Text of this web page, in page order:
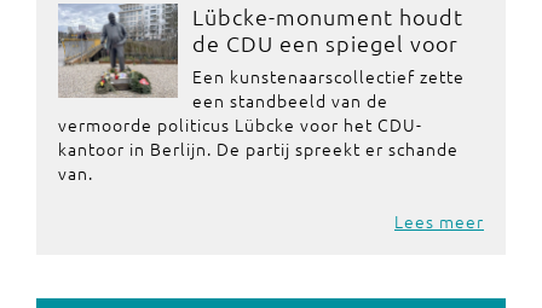
Lübcke-monument houdt
de CDU een spiegel voor
Een kunstenaarscollectief zette
een standbeeld van de
vermoorde politicus Lübcke voor het CDU-
kantoor in Berlijn. De partij spreekt er schande
van.
Lees meer